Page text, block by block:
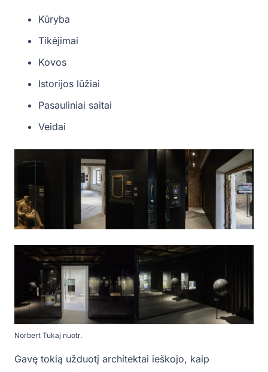
Kūryba
Tikėjimai
Kovos
Istorijos lūžiai
Pasauliniai saitai
Veidai
Norbert Tukaj nuotr.
Gavę tokią užduotį architektai ieškojo, kaip